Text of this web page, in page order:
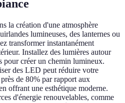
la création d'une atmosphère
lumineuses, des lanternes ou
transformer instantanément
Installez des lumières autour
pour créer un chemin lumineux.
des LED peut réduire votre
de 80% par rapport aux
offrant une esthétique moderne.
d'énergie renouvelables, comme